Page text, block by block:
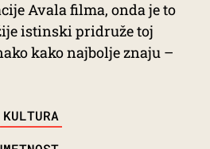
Avala filma, onda je to
istinski pridruže toj
kako najbolje znaju –
KULTURA